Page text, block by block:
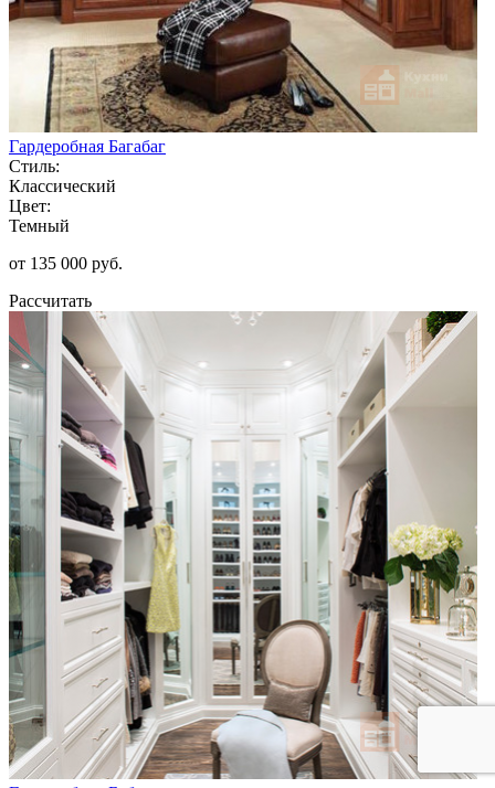
Гардеробная Багабаг
Стиль:
Классический
Цвет:
Темный
от 135 000 руб.
Рассчитать